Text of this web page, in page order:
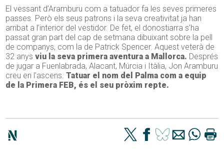
El vessant d’Aramburu com a tatuador fa les seves primeres
passes. Però els seus patrons i la seva creativitat ja han
arribat a l’interior del vestidor. De fet, el donostiarra s’ha
passat gran part del cap de setmana dibuixant sobre la pell
de companys, com la de Patrick Spencer. Aquest veterà de
32 anys viu la seva primera aventura a Mallorca. Després
de jugar a Fuenlabrada, Alacant, Múrcia i Itàlia, Jon Aramburu
creu en l’ascens.Tatuar el nom del Palma com a equip
de la Primera FEB, és el seu pròxim repte.